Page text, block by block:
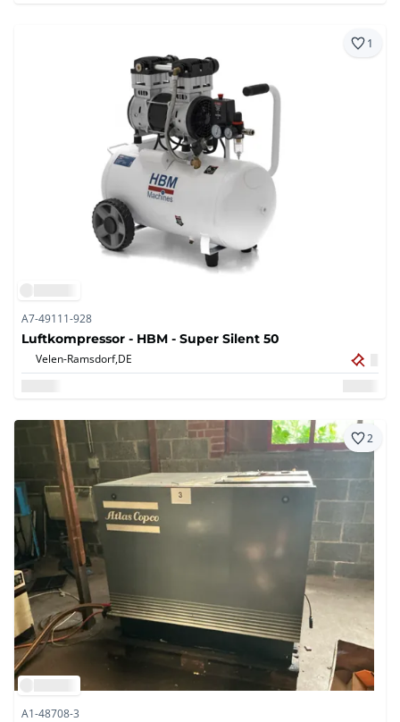
1
A7-49111-928
Luftkompressor - HBM - Super Silent 50
Velen-Ramsdorf,DE
2
A1-48708-3